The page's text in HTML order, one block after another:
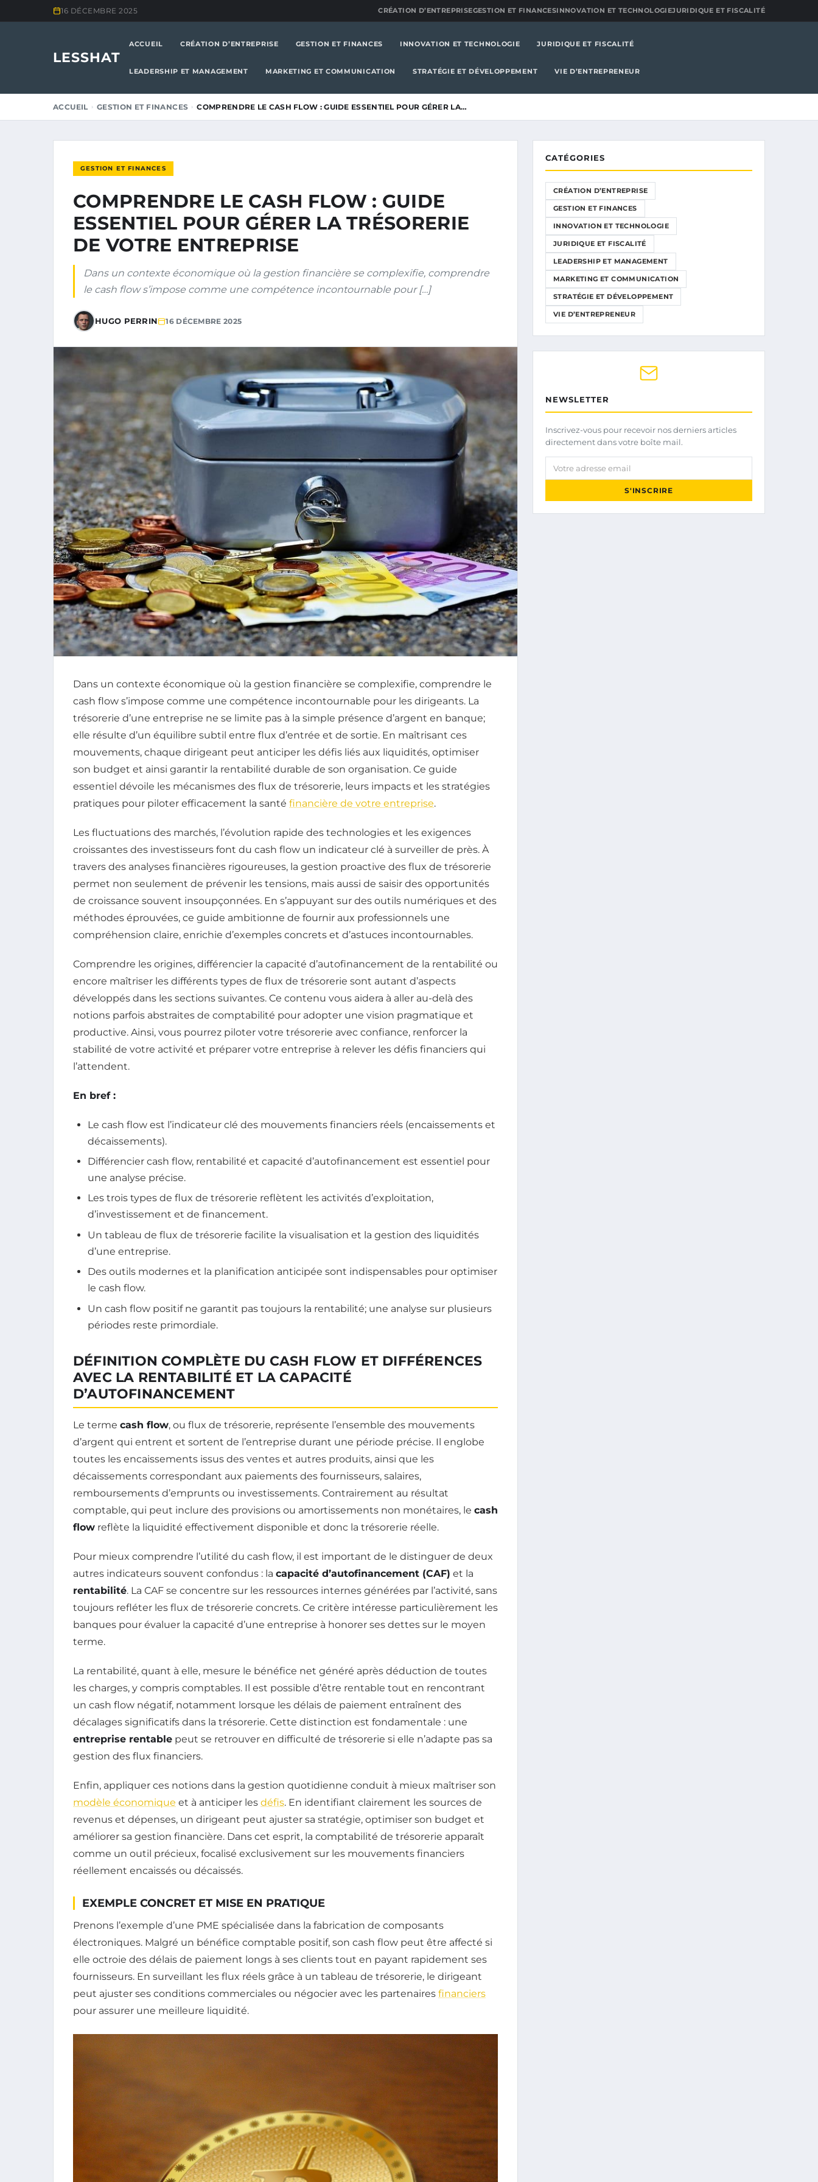
16 DÉCEMBRE 2025 CRÉATION D’ENTREPRISEGESTION ET FINANCESINNOVATION ET TECHNOLOGIEJURIDIQUE ET FISCALITÉ
LESSHAT
ACCUEIL CRÉATION D’ENTREPRISE GESTION ET FINANCES INNOVATION ET TECHNOLOGIE JURIDIQUE ET FISCALITÉ
LEADERSHIP ET MANAGEMENT MARKETING ET COMMUNICATION STRATÉGIE ET DÉVELOPPEMENT VIE D’ENTREPRENEUR
ACCUEIL GESTION ET FINANCES COMPRENDRE LE CASH FLOW : GUIDE ESSENTIEL POUR GÉRER LA…
GESTION ET FINANCES
COMPRENDRE LE CASH FLOW : GUIDE
ESSENTIEL POUR GÉRER LA TRÉSORERIE
DE VOTRE ENTREPRISE
Dans un contexte économique où la gestion financière se complexifie, comprendre
le cash flow s’impose comme une compétence incontournable pour […]
HUGO PERRIN 16 DÉCEMBRE 2025
Dans un contexte économique où la gestion financière se complexifie, comprendre le
cash flow s’impose comme une compétence incontournable pour les dirigeants. La
trésorerie d’une entreprise ne se limite pas à la simple présence d’argent en banque;
elle résulte d’un équilibre subtil entre flux d’entrée et de sortie. En maîtrisant ces
mouvements, chaque dirigeant peut anticiper les défis liés aux liquidités, optimiser
son budget et ainsi garantir la rentabilité durable de son organisation. Ce guide
essentiel dévoile les mécanismes des flux de trésorerie, leurs impacts et les stratégies
pratiques pour piloter efficacement la santé financière de votre entreprise.
Les fluctuations des marchés, l’évolution rapide des technologies et les exigences
croissantes des investisseurs font du cash flow un indicateur clé à surveiller de près. À
travers des analyses financières rigoureuses, la gestion proactive des flux de trésorerie
permet non seulement de prévenir les tensions, mais aussi de saisir des opportunités
de croissance souvent insoupçonnées. En s’appuyant sur des outils numériques et des
méthodes éprouvées, ce guide ambitionne de fournir aux professionnels une
compréhension claire, enrichie d’exemples concrets et d’astuces incontournables.
Comprendre les origines, différencier la capacité d’autofinancement de la rentabilité ou
encore maîtriser les différents types de flux de trésorerie sont autant d’aspects
développés dans les sections suivantes. Ce contenu vous aidera à aller au-delà des
notions parfois abstraites de comptabilité pour adopter une vision pragmatique et
productive. Ainsi, vous pourrez piloter votre trésorerie avec confiance, renforcer la
stabilité de votre activité et préparer votre entreprise à relever les défis financiers qui
l’attendent.
En bref :
Le cash flow est l’indicateur clé des mouvements financiers réels (encaissements et
décaissements).
Différencier cash flow, rentabilité et capacité d’autofinancement est essentiel pour
une analyse précise.
Les trois types de flux de trésorerie reflètent les activités d’exploitation,
d’investissement et de financement.
Un tableau de flux de trésorerie facilite la visualisation et la gestion des liquidités
d’une entreprise.
Des outils modernes et la planification anticipée sont indispensables pour optimiser
le cash flow.
Un cash flow positif ne garantit pas toujours la rentabilité; une analyse sur plusieurs
périodes reste primordiale.
DÉFINITION COMPLÈTE DU CASH FLOW ET DIFFÉRENCES
AVEC LA RENTABILITÉ ET LA CAPACITÉ
D’AUTOFINANCEMENT
Le terme cash flow, ou flux de trésorerie, représente l’ensemble des mouvements
d’argent qui entrent et sortent de l’entreprise durant une période précise. Il englobe
toutes les encaissements issus des ventes et autres produits, ainsi que les
décaissements correspondant aux paiements des fournisseurs, salaires,
remboursements d’emprunts ou investissements. Contrairement au résultat
comptable, qui peut inclure des provisions ou amortissements non monétaires, le cash
flow reflète la liquidité effectivement disponible et donc la trésorerie réelle.
Pour mieux comprendre l’utilité du cash flow, il est important de le distinguer de deux
autres indicateurs souvent confondus : la capacité d’autofinancement (CAF) et la
rentabilité. La CAF se concentre sur les ressources internes générées par l’activité, sans
toujours refléter les flux de trésorerie concrets. Ce critère intéresse particulièrement les
banques pour évaluer la capacité d’une entreprise à honorer ses dettes sur le moyen
terme.
La rentabilité, quant à elle, mesure le bénéfice net généré après déduction de toutes
les charges, y compris comptables. Il est possible d’être rentable tout en rencontrant
un cash flow négatif, notamment lorsque les délais de paiement entraînent des
décalages significatifs dans la trésorerie. Cette distinction est fondamentale : une
entreprise rentable peut se retrouver en difficulté de trésorerie si elle n’adapte pas sa
gestion des flux financiers.
Enfin, appliquer ces notions dans la gestion quotidienne conduit à mieux maîtriser son
modèle économique et à anticiper les défis. En identifiant clairement les sources de
revenus et dépenses, un dirigeant peut ajuster sa stratégie, optimiser son budget et
améliorer sa gestion financière. Dans cet esprit, la comptabilité de trésorerie apparaît
comme un outil précieux, focalisé exclusivement sur les mouvements financiers
réellement encaissés ou décaissés.
EXEMPLE CONCRET ET MISE EN PRATIQUE
Prenons l’exemple d’une PME spécialisée dans la fabrication de composants
électroniques. Malgré un bénéfice comptable positif, son cash flow peut être affecté si
elle octroie des délais de paiement longs à ses clients tout en payant rapidement ses
fournisseurs. En surveillant les flux réels grâce à un tableau de trésorerie, le dirigeant
peut ajuster ses conditions commerciales ou négocier avec les partenaires financiers
pour assurer une meilleure liquidité.
CATÉGORIES
CRÉATION D’ENTREPRISE
GESTION ET FINANCES
INNOVATION ET TECHNOLOGIE
JURIDIQUE ET FISCALITÉ
LEADERSHIP ET MANAGEMENT
MARKETING ET COMMUNICATION
STRATÉGIE ET DÉVELOPPEMENT
VIE D’ENTREPRENEUR
NEWSLETTER
Inscrivez-vous pour recevoir nos derniers articles
directement dans votre boîte mail.
Votre adresse email
S'INSCRIRE